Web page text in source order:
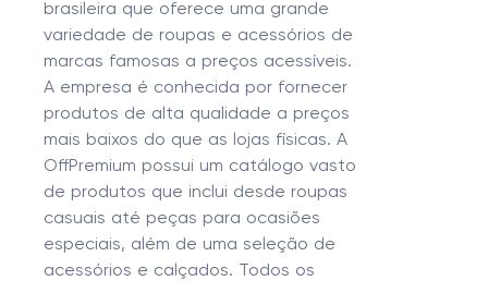
brasileira que oferece uma grande
variedade de roupas e acessórios de
marcas famosas a preços acessíveis.
A empresa é conhecida por fornecer
produtos de alta qualidade a preços
mais baixos do que as lojas físicas. A
OffPremium possui um catálogo vasto
de produtos que inclui desde roupas
casuais até peças para ocasiões
especiais, além de uma seleção de
acessórios e calçados. Todos os